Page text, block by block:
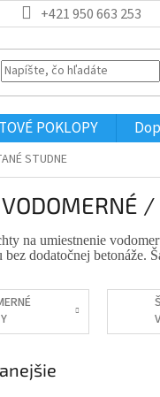
+421 950 663 253
POKLOPY
STUDNE
na umiestnenie
bez dodatočnej betonáže.